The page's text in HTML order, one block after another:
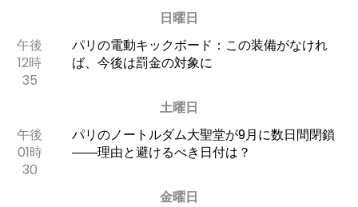
日曜日
午後
12時
35
パリの電動キックボード：この装備がなけれ
ば、今後は罰金の対象に
土曜日
午後
01時
30
パリのノートルダム大聖堂が9月に数日間閉鎖
――理由と避けるべき日付は？
金曜日